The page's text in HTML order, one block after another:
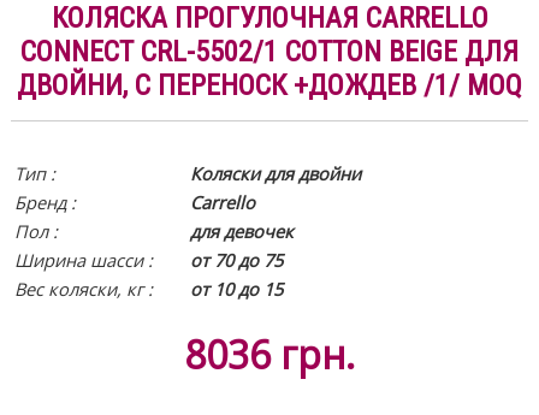
КОЛЯСКА ПРОГУЛОЧНАЯ CARRELLO
CONNECT CRL-5502/1 COTTON BEIGE ДЛЯ
ДВОЙНИ, C ПЕРЕНОСК +ДОЖДЕВ /1/ MOQ
Тип :
Коляски для двойни
Бренд :
Carrello
Пол :
для девочек
Ширина шасси :
от 70 до 75
Вес коляски, кг :
от 10 до 15
8036 грн.